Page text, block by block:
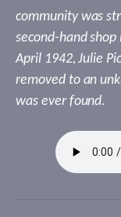
community was
second-hand
April 1942, Julie
removed to an
was ever found.